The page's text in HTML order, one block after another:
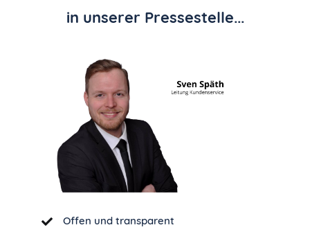
in unserer Pressestelle...
Offen und transparent